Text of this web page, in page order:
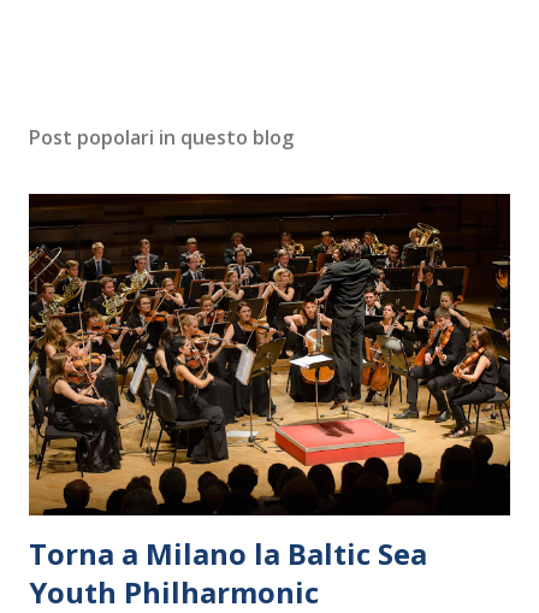
Post popolari in questo blog
Torna a Milano la Baltic Sea
Youth Philharmonic